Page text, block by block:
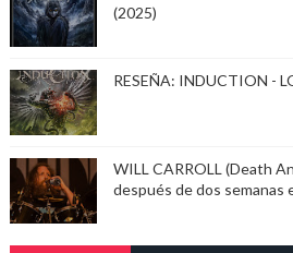
(2025)
RESEÑA: INDUCTION -
WILL CARROLL (Death
después de dos semanas